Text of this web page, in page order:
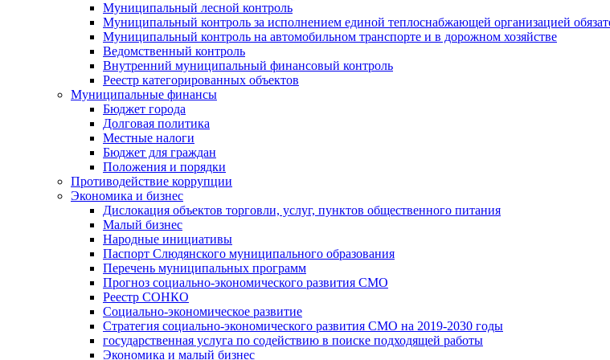
Муниципальный лесной контроль
Муниципальный контроль за исполнением единой теплоснабжающей организацией
Муниципальный контроль на автомобильном транспорте и в дорожном хозяйстве
Ведомственный контроль
Внутренний муниципальный финансовый контроль
Реестр категорированных объектов
Муниципальные финансы
Бюджет города
Долговая политика
Местные налоги
Бюджет для граждан
Положения и порядки
Противодействие коррупции
Экономика и бизнес
Дислокация объектов торговли, услуг, пунктов общественного питания
Малый бизнес
Народные инициативы
Паспорт Слюдянского муниципального образования
Перечень муниципальных программ
Прогноз социально-экономического развития СМО
Реестр СОНКО
Социально-экономическое развитие
Стратегия социально-экономического развития СМО на 2019-2030 годы
государственная услуга по содействию в поиске подходящей работы
Экономика и малый бизнес